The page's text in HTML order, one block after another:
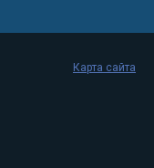
Карта сайта